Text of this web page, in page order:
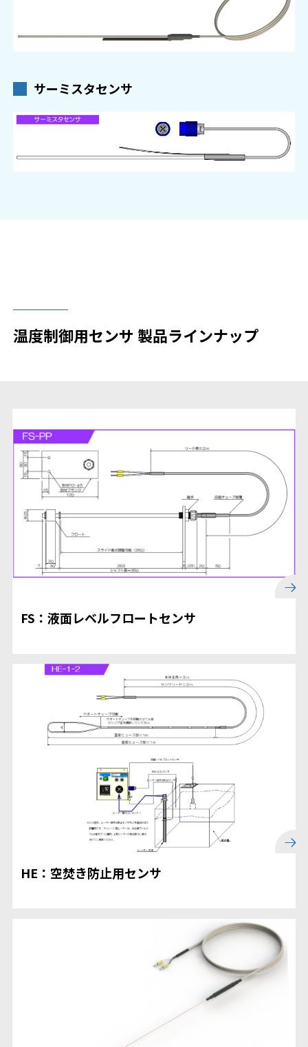
サーミスタセンサ
温度制御用センサ 製品ラインナップ
FS：液面レベルフロートセンサ
HE：空焚き防止用センサ